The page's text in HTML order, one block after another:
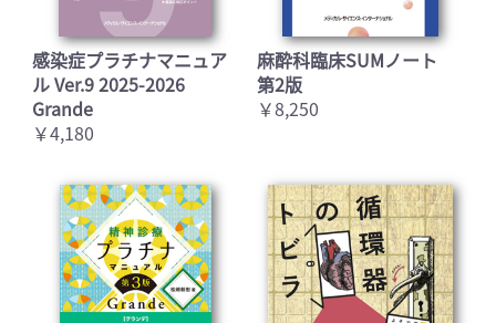
感染症プラチナマニュア
ル Ver.9 2025-2026
Grande
￥4,180
麻酔科臨床SUMノート
第2版
￥8,250